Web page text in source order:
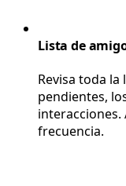
Lista de
Revisa toda
pendientes,
interacciones.
frecuencia.